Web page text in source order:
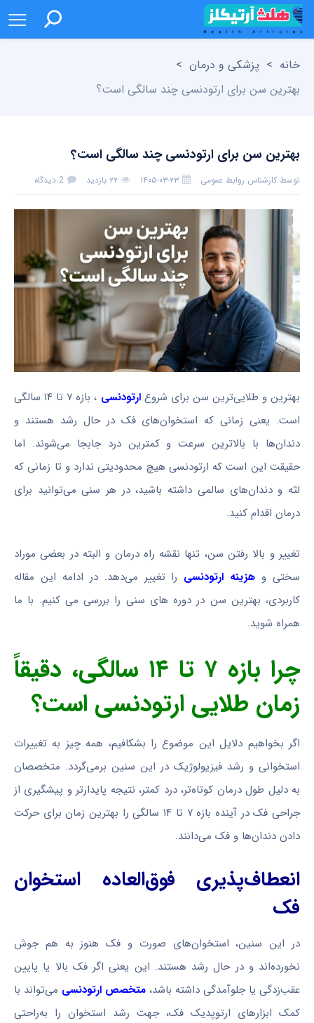
خانه > پزشکی و درمان >
بهترین سن برای ارتودنسی چند سالگی است؟
بهترین سن برای ارتودنسی چند سالگی است؟
توسط کارشناس روابط عمومی ۱۴۰۵-۰۳-۲۳ ۲۲ بازدید 2 دیدگاه
بهترین و طلایی‌ترین سن برای شروعارتودنسی
، بازه ۷ تا ۱۴ سالگی
است. یعنی زمانی که استخوان‌های فک در حال رشد هستند و
دندان‌ها با بالاترین سرعت و کمترین درد جابجا می‌شوند. اما
حقیقت این است که ارتودنسی هیچ محدودیتی ندارد و تا زمانی که
لثه و دندان‌های سالمی داشته باشید، در هر سنی می‌توانید برای
درمان اقدام کنید.
تغییر و بالا رفتن سن، تنها نقشه راه درمان و البته در بعضی موراد
سختی و هزینه ارتودنسی را تغییر می‌دهد. در ادامه این مقاله
کاربردی، بهترین سن در دوره های سنی را بررسی می کنیم. با ما
همراه شوید.
چرا بازه ۷ تا ۱۴ سالگی، دقیقاً
زمان طلایی ارتودنسی است؟
اگر بخواهیم دلایل این موضوع را بشکافیم، همه چیز به تغییرات
استخوانی و رشد فیزیولوژیک در این سنین برمی‌گردد. متخصصان
به دلیل طول درمان کوتاه‌تر، درد کمتر، نتیجه پایدارتر و پیشگیری از
جراحی فک در آینده بازه ۷ تا ۱۴ سالگی را بهترین زمان برای حرکت
دادن دندان‌ها و فک می‌دانند.
انعطاف‌پذیری فوق‌العاده استخوان
فک
در این سنین، استخوان‌های صورت و فک هنوز به هم جوش
نخورده‌اند و در حال رشد هستند. این یعنی اگر فک بالا یا پایین
عقب‌زدگی یا جلوآمدگی داشته باشد، متخصص ارتودنسی می‌تواند با
کمک ابزارهای ارتوپدیک فک، جهت رشد استخوان را به‌راحتی